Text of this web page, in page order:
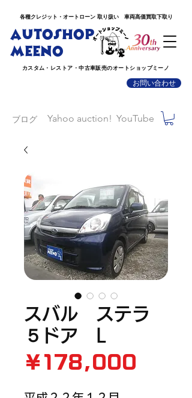
AUTOSHOP
MEENO
YouTube
お問い合わせ
カスタム・レストア・中古車販売のオートショップミーノ
各種クレジット・オートローン 取り扱い 車両高価買取下取り
ブログ Yahoo auction!
スバル ステラ
５ドア L
￥178,000